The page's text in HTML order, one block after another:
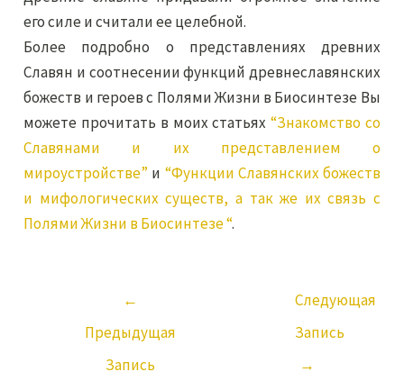
его силе и считали ее целебной.
Более подробно о представлениях древних
Славян и соотнесении функций древнеславянских
божеств и героев с Полями Жизни в Биосинтезе Вы
можете прочитать в моих статьях“Знакомство со
Славянами и их представлением о
мироустройстве” и “Функции Славянских божеств
и мифологических существ, а так же их связь с
Полями Жизни в Биосинтезе “.
←
Предыдущая
Запись
Следующая
Запись
→